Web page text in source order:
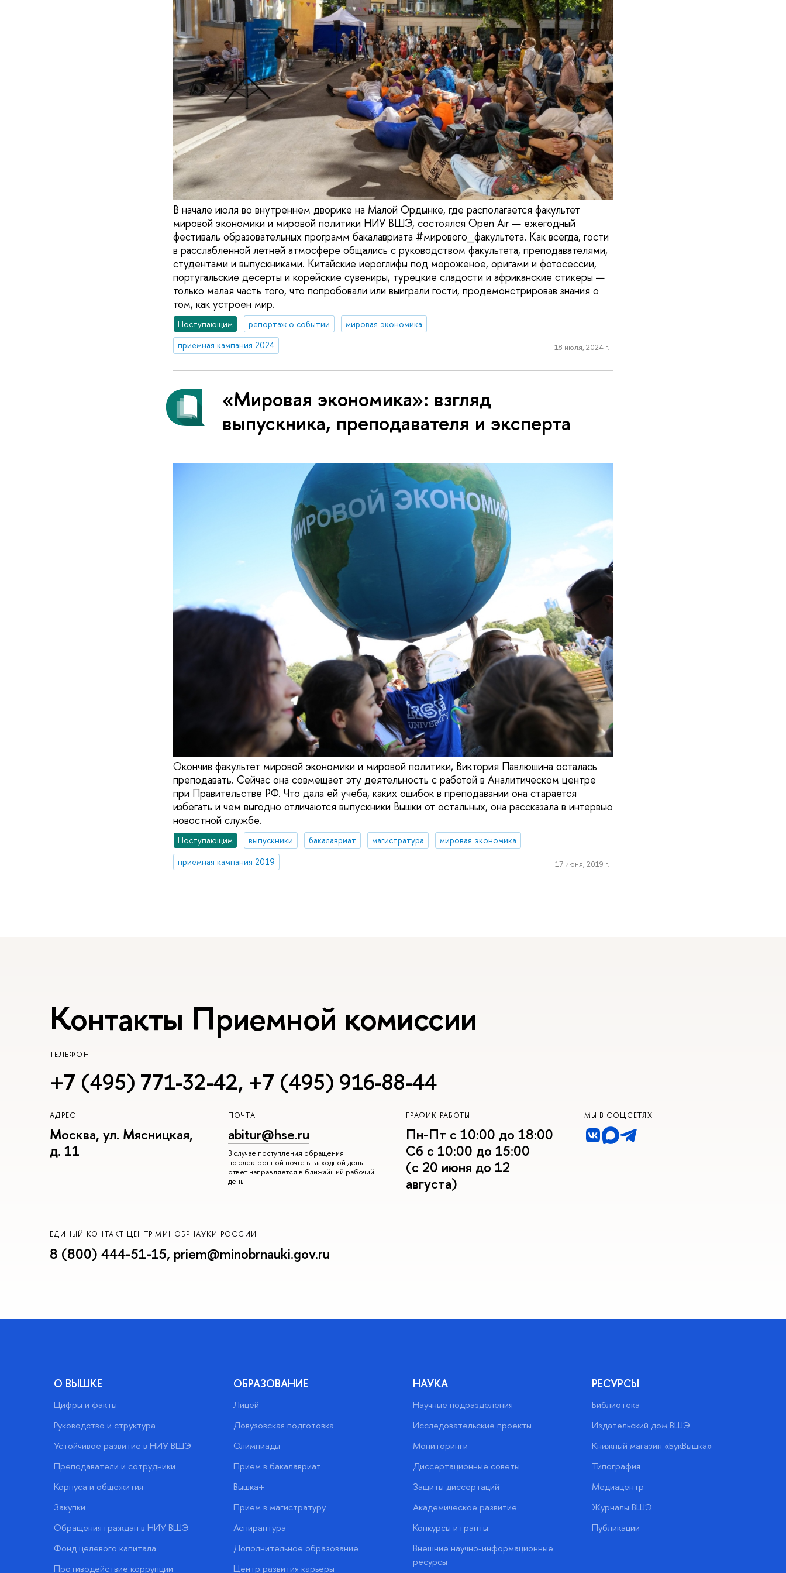
В начале июля во внутреннем дворике на Малой Ордынке, где располагается факультет
мировой экономики и мировой политики НИУ ВШЭ, состоялся Open Air — ежегодный
фестиваль образовательных программ бакалавриата #мирового_факультета. Как всегда, гости
в расслабленной летней атмосфере общались с руководством факультета, преподавателями,
студентами и выпускниками. Китайские иероглифы под мороженое, оригами и фотосессии,
португальские десерты и корейские сувениры, турецкие сладости и африканские стикеры —
только малая часть того, что попробовали или выиграли гости, продемонстрировав знания о
том, как устроен мир.
Поступающим репортаж о событии
мировая экономика
приемная кампания 2024
18 июля, 2024 г.
«Мировая экономика»: взгляд
выпускника, преподавателя и эксперта
Окончив факультет мировой экономики и мировой политики, Виктория Павлюшина осталась
преподавать. Сейчас она совмещает эту деятельность с работой в Аналитическом центре
при Правительстве РФ. Что дала ей учеба, каких ошибок в преподавании она старается
избегать и чем выгодно отличаются выпускники Вышки от остальных, она рассказала в интервью
новостной службе.
Поступающим выпускники бакалавриат магистратура
мировая экономика
приемная кампания 2019
17 июня, 2019 г.
Контакты Приемной комиссии
ТЕЛЕФОН
+7 (495) 771-32-42, +7 (495) 916-88-44
АДРЕС
Москва, ул. Мясницкая,
д. 11
ПОЧТА
abitur@hse.ru
В случае поступления обращения
по электронной почте в выходной день
ответ направляется в ближайший рабочий
день
ГРАФИК РАБОТЫ
Пн-Пт с 10:00 до 18:00
Сб с 10:00 до 15:00
(с 20 июня до 12
августа)
МЫ В СОЦСЕТЯХ
ЕДИНЫЙ КОНТАКТ-ЦЕНТР МИНОБРНАУКИ РОССИИ
8 (800) 444-51-15, priem@minobrnauki.gov.ru
О ВЫШКЕ
Цифры и факты
Руководство и структура
Устойчивое развитие в НИУ ВШЭ
Преподаватели и сотрудники
Корпуса и общежития
Закупки
Обращения граждан в НИУ ВШЭ
Фонд целевого капитала
Противодействие коррупции
ОБРАЗОВАНИЕ
Лицей
Довузовская подготовка
Олимпиады
Прием в бакалавриат
Вышка+
Прием в магистратуру
Аспирантура
Дополнительное образование
Центр развития карьеры
НАУКА
Научные подразделения
Исследовательские проекты
Мониторинги
Диссертационные советы
Защиты диссертаций
Академическое развитие
Конкурсы и гранты
Внешние научно-информационные
ресурсы
РЕСУРСЫ
Библиотека
Издательский дом ВШЭ
Книжный магазин «БукВышка»
Типография
Медиацентр
Журналы ВШЭ
Публикации